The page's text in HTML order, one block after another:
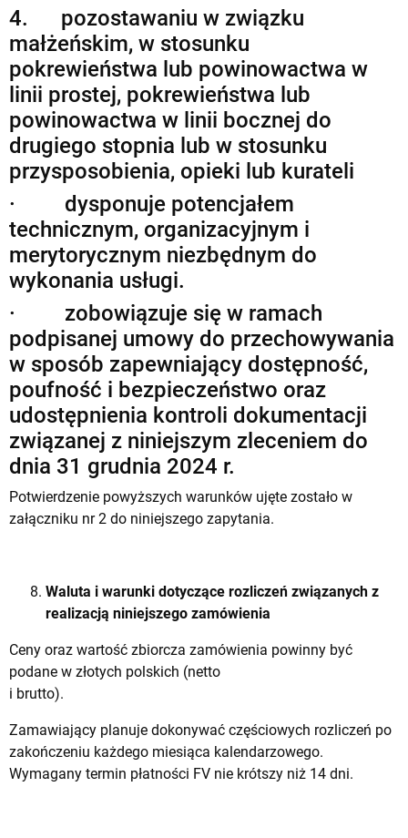
4. pozostawaniu w związku
małżeńskim, w stosunku
pokrewieństwa lub powinowactwa w
linii prostej, pokrewieństwa lub
powinowactwa w linii bocznej do
drugiego stopnia lub w stosunku
przysposobienia, opieki lub kurateli
· dysponuje potencjałem
technicznym, organizacyjnym i
merytorycznym niezbędnym do
wykonania usługi.
· zobowiązuje się w ramach
podpisanej umowy do przechowywania
w sposób zapewniający dostępność,
poufność i bezpieczeństwo oraz
udostępnienia kontroli dokumentacji
związanej z niniejszym zleceniem do
dnia 31 grudnia 2024 r.
Potwierdzenie powyższych warunków ujęte zostało w
załączniku nr 2 do niniejszego zapytania.
Waluta i warunki dotyczące rozliczeń związanych z
realizacją niniejszego zamówienia
Ceny oraz wartość zbiorcza zamówienia powinny być
podane w złotych polskich (netto
i brutto).
Zamawiający planuje dokonywać częściowych rozliczeń po
zakończeniu każdego miesiąca kalendarzowego.
Wymagany termin płatności FV nie krótszy niż 14 dni.